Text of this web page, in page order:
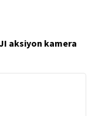
aksiyon kamera